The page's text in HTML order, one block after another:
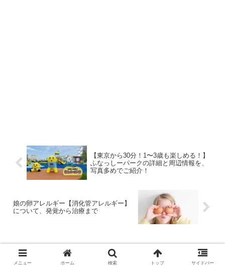
【東京から30分！1〜3歳も楽しめる！】
ふなっしーパークの詳細と周辺情報を、
写真多めでご紹介！
娘の卵アレルギー【消化管アレルギー】
について、発覚から治療まで
コメント
メニュー ホーム 検索 トップ サイドバー